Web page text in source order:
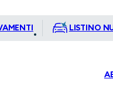
LISTINO